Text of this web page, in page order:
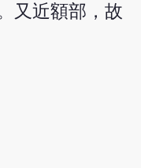
又近額部，故